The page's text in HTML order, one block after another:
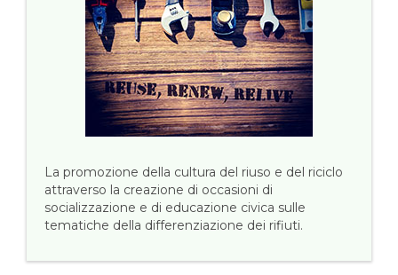
La promozione della cultura del riuso e del riciclo
attraverso la creazione di occasioni di
socializzazione e di educazione civica sulle
tematiche della differenziazione dei rifiuti.